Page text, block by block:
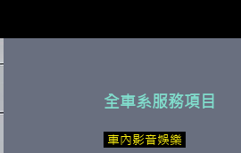
全車系服務項目
​ 車內影音娛樂